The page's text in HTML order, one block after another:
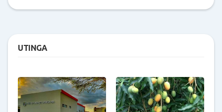
UTINGA